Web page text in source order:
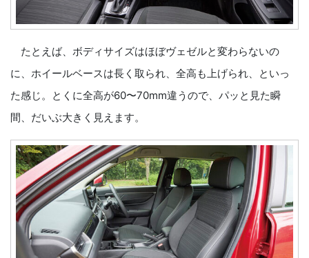
たとえば、ボディサイズはほぼヴェゼルと変わらないの
に、ホイールベースは長く取られ、全高も上げられ、といっ
た感じ。とくに全高が60〜70mm違うので、パッと見た瞬
間、だいぶ大きく見えます。